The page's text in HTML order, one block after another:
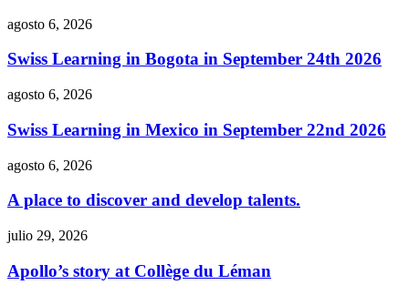
agosto 6, 2026
Swiss Learning in Bogota in September 24th 2026
agosto 6, 2026
Swiss Learning in Mexico in September 22nd 2026
agosto 6, 2026
A place to discover and develop talents.
julio 29, 2026
Apollo’s story at Collège du Léman